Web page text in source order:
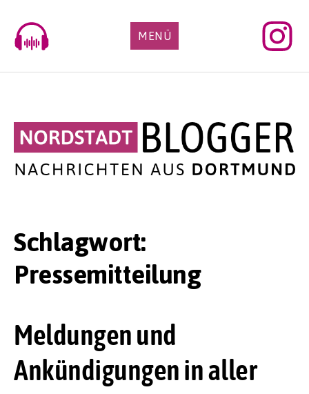
content
MENÜ
Schlagwort:
Pressemitteilung
Meldungen und
Ankündigungen in aller